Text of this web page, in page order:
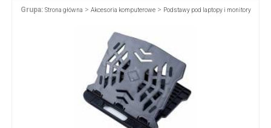
Grupa: Strona główna > Akcesoria komputerowe> Podstawy pod laptopy i monitory